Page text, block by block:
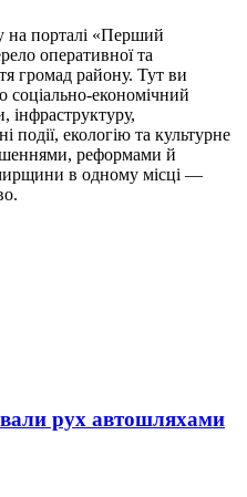
порталі «Перший
оперативної та
громад району. Тут ви
соціально-економічний
інфраструктуру,
екологію та культурне
реформами й
в одному місці —
рух автошляхами